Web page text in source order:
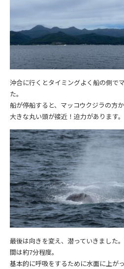
沖合に行くとタイミングよく船の側で
た。
船が停船すると、マッコウクジラの方
大きな丸い頭が接近！迫力があります。
最後は向きを変え、潜っていきました
間は約7分程度。
基本的に呼吸をするために水面に上が